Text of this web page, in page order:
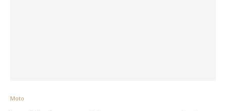
Moto